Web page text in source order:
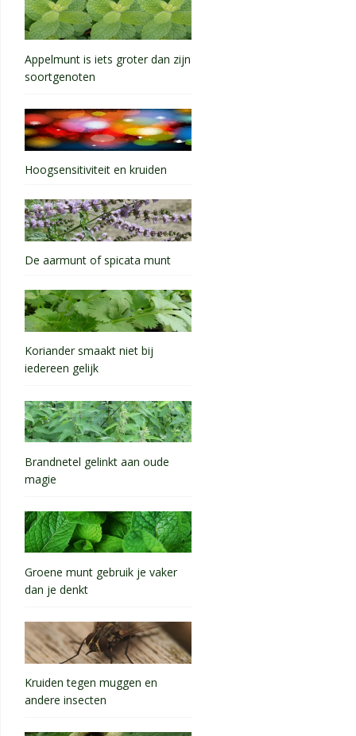
Appelmunt is iets groter dan zijn
soortgenoten
Hoogsensitiviteit en kruiden
De aarmunt of spicata munt
Koriander smaakt niet bij
iedereen gelijk
Brandnetel gelinkt aan oude
magie
Groene munt gebruik je vaker
dan je denkt
Kruiden tegen muggen en
andere insecten